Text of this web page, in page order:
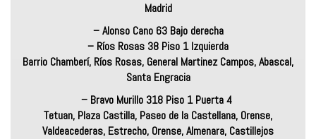
Madrid
– Alonso Cano 63 Bajo derecha
– Ríos Rosas 38 Piso 1 Izquierda
Barrio Chamberí, Ríos Rosas, General Martinez Campos, Abascal,
Santa Engracia
– Bravo Murillo 318 Piso 1 Puerta 4
Tetuan, Plaza Castilla, Paseo de la Castellana, Orense,
Valdeacederas, Estrecho, Orense, Almenara, Castillejos